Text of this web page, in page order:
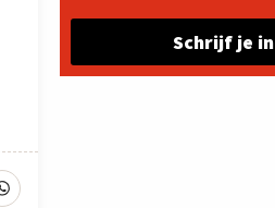
Schrijf je in